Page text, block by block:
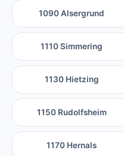
1090 Alsergrund
1110 Simmering
1130 Hietzing
1150 Rudolfsheim
1170 Hernals